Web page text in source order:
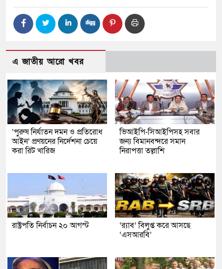
এ জাতীয় আরো খবর
‘পুরুষ নির্যাতন দমন ও প্রতিরোধ
আইন’ প্রণয়নের নির্দেশনা চেয়ে
করা রিট খারিজ
ভিআইপি-সিআইপিসহ সবার
জন্য বিমানবন্দরে সমান
নিরাপত্তা তল্লাশি
রাষ্ট্রপতি নির্বাচন ২০ আগস্ট
‘র‍্যাব’ বিলুপ্ত করে আসছে
‘এসআরবি’